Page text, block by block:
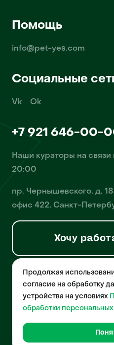
Помощь
info@pet-yes.com
Социальные
Vk Ok
+7 921 646-00-
Наши кураторы на
20:00
пр. Чернышевского, д.
офис 422, Санкт-
Хочу
© 2026 Pet-Yes. ООО «Биржа
осуществляет деятельность в
технологий, деятельность по
собственного программного
порталов в информационно-
домашних животных»,
№2021612018 от 10 февраля 2021
Продолжая
согласие на обработку
устройства на условиях
обработки